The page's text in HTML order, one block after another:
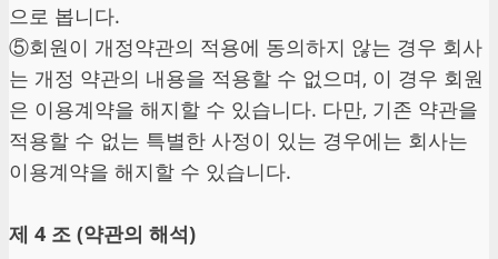
으로 봅니다.
⑤회원이 개정약관의 적용에 동의하지 않는 경우 회사
는 개정 약관의 내용을 적용할 수 없으며, 이 경우 회원
은 이용계약을 해지할 수 있습니다. 다만, 기존 약관을
적용할 수 없는 특별한 사정이 있는 경우에는 회사는
이용계약을 해지할 수 있습니다.
제 4 조 (약관의 해석)